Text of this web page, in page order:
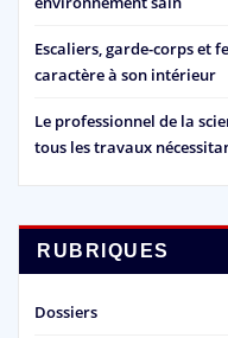
Escaliers, garde-corps et
caractère à son intérieur
Le professionnel de la
tous les travaux
RUBRIQUES
Dossiers